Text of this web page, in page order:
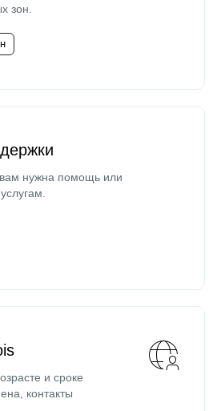
зон.
нужна помощь или
и сроке
контакты